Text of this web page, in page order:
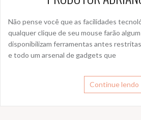
Não pense você que as facilidades
qualquer clique de seu mouse farão
disponibilizam ferramentas antes
e todo um arsenal de gadgets que
Continue lendo